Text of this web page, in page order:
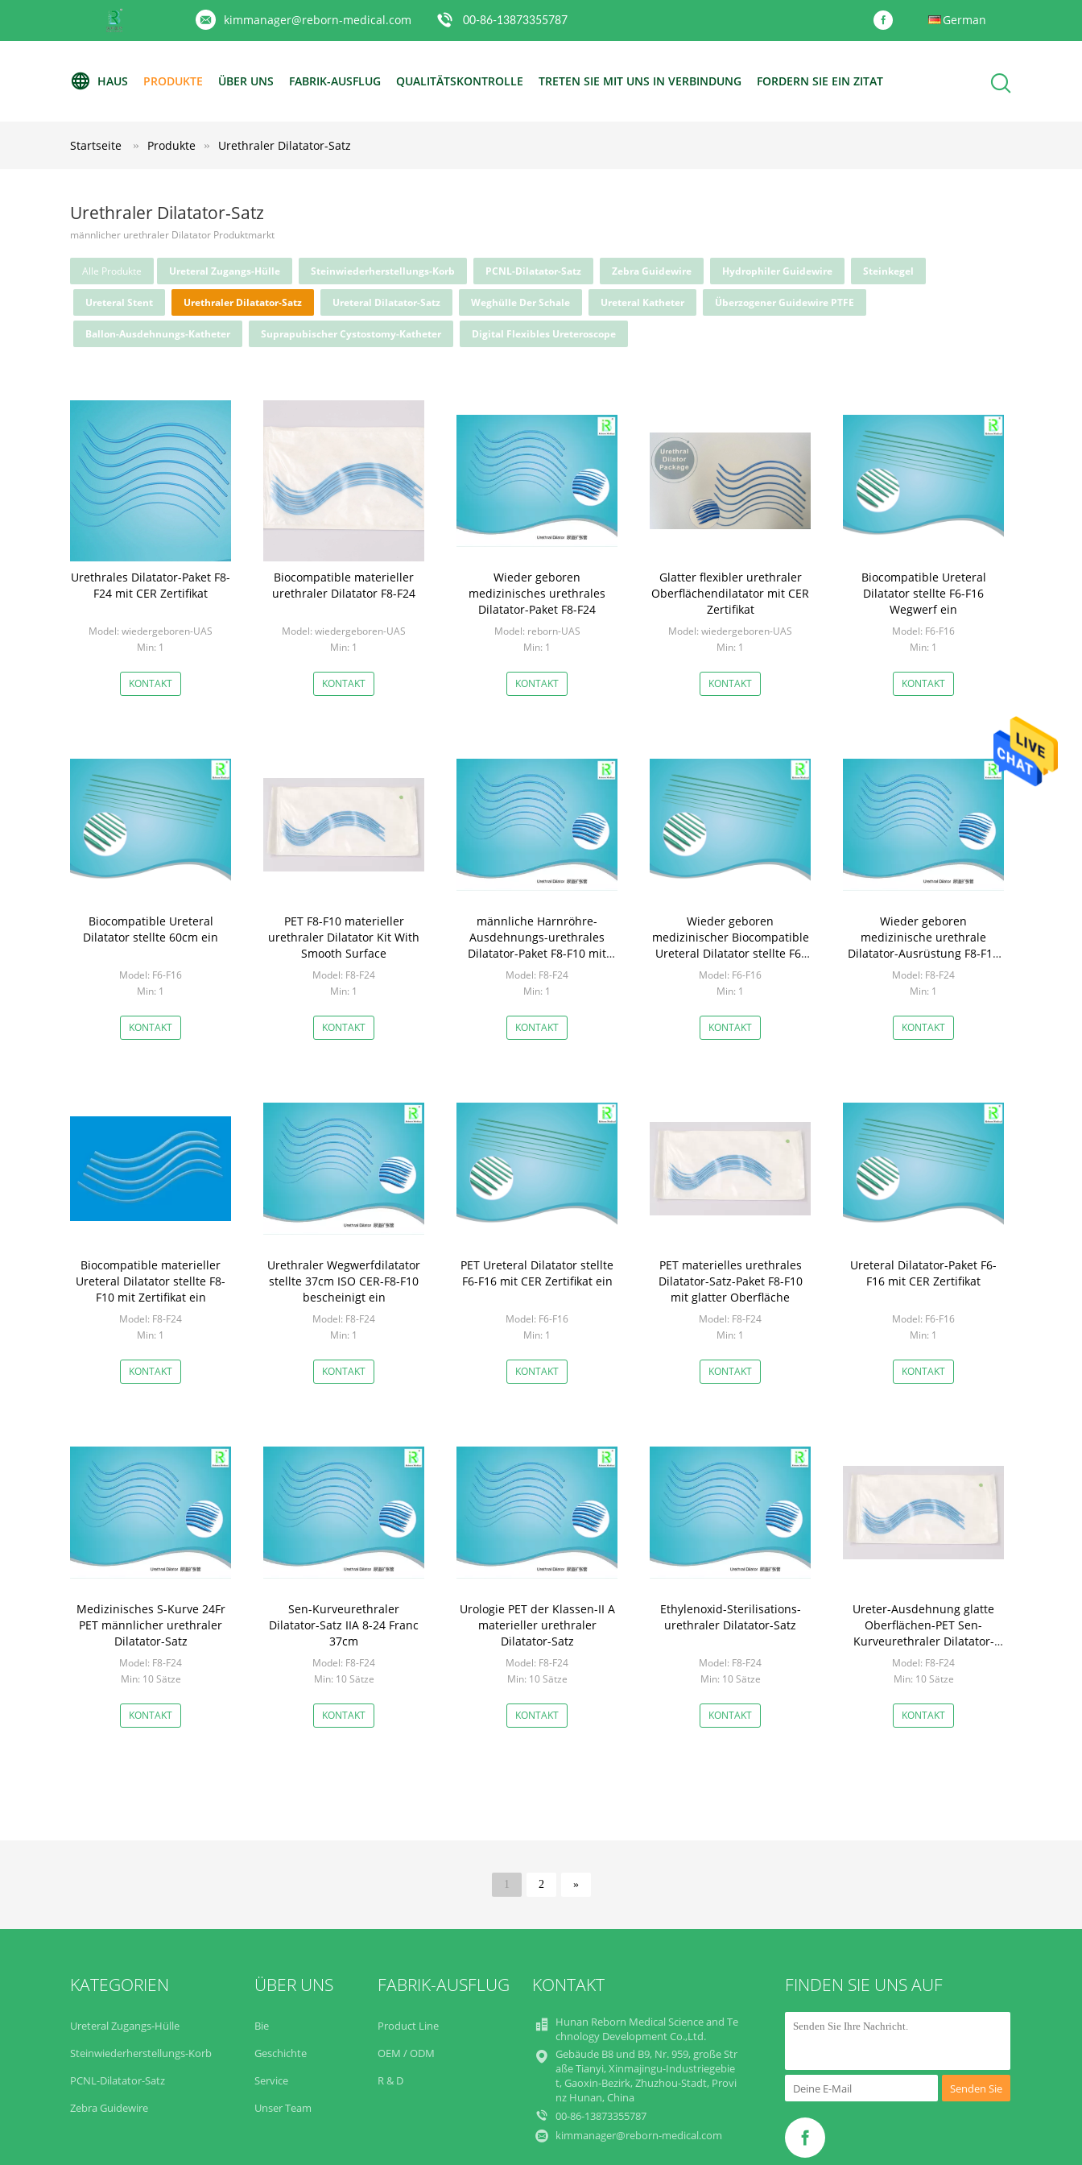
kimmanager@reborn-medical.com 00-86-13873355787 German
HAUS PRODUKTE ÜBER UNS FABRIK-AUSFLUG QUALITÄTSKONTROLLE TRETEN SIE MIT UNS IN VERBINDUNG FORDERN SIE EIN ZITAT
Startseite Produkte Urethraler Dilatator-Satz
Urethraler Dilatator-Satz
männlicher urethraler Dilatator Produktmarkt
Alle Produkte Ureteral Zugangs-Hülle Steinwiederherstellungs-Korb PCNL-Dilatator-Satz Zebra Guidewire Hydrophiler Guidewire Steinkegel
Ureteral Stent Urethraler Dilatator-Satz Ureteral Dilatator-Satz Weghülle Der Schale Ureteral Katheter Überzogener Guidewire PTFE
Ballon-Ausdehnungs-Katheter Suprapubischer Cystostomy-Katheter Digital Flexibles Ureteroscope
Urethrales Dilatator-Paket F8-
F24 mit CER Zertifikat
Model: wiedergeboren-UAS
Min: 1
KONTAKT
Biocompatible materieller
urethraler Dilatator F8-F24
Model: wiedergeboren-UAS
Min: 1
KONTAKT
Wieder geboren
medizinisches urethrales
Dilatator-Paket F8-F24
Model: reborn-UAS
Min: 1
KONTAKT
Glatter flexibler urethraler
Oberflächendilatator mit CER
Zertifikat
Model: wiedergeboren-UAS
Min: 1
KONTAKT
Biocompatible Ureteral
Dilatator stellte F6-F16
Wegwerf ein
Model: F6-F16
Min: 1
KONTAKT
Biocompatible Ureteral
Dilatator stellte 60cm ein
Model: F6-F16
Min: 1
KONTAKT
PET F8-F10 materieller
urethraler Dilatator Kit With
Smooth Surface
Model: F8-F24
Min: 1
KONTAKT
männliche Harnröhre-
Ausdehnungs-urethrales
Dilatator-Paket F8-F10 mit
Zertifikat
Model: F8-F24
Min: 1
KONTAKT
Wieder geboren
medizinischer Biocompatible
Ureteral Dilatator stellte F6-
F16 Wegwerf ein
Model: F6-F16
Min: 1
KONTAKT
Wieder geboren
medizinische urethrale
Dilatator-Ausrüstung F8-F10
mit glatter Oberfläche
Model: F8-F24
Min: 1
KONTAKT
Biocompatible materieller
Ureteral Dilatator stellte F8-
F10 mit Zertifikat ein
Model: F8-F24
Min: 1
KONTAKT
Urethraler Wegwerfdilatator
stellte 37cm ISO CER-F8-F10
bescheinigt ein
Model: F8-F24
Min: 1
KONTAKT
PET Ureteral Dilatator stellte
F6-F16 mit CER Zertifikat ein
Model: F6-F16
Min: 1
KONTAKT
PET materielles urethrales
Dilatator-Satz-Paket F8-F10
mit glatter Oberfläche
Model: F8-F24
Min: 1
KONTAKT
Ureteral Dilatator-Paket F6-
F16 mit CER Zertifikat
Model: F6-F16
Min: 1
KONTAKT
Medizinisches S-Kurve 24Fr
PET männlicher urethraler
Dilatator-Satz
Model: F8-F24
Min: 10 Sätze
KONTAKT
Sen-Kurveurethraler
Dilatator-Satz IIA 8-24 Franc
37cm
Model: F8-F24
Min: 10 Sätze
KONTAKT
Urologie PET der Klassen-II A
materieller urethraler
Dilatator-Satz
Model: F8-F24
Min: 10 Sätze
KONTAKT
Ethylenoxid-Sterilisations-
urethraler Dilatator-Satz
Model: F8-F24
Min: 10 Sätze
KONTAKT
Ureter-Ausdehnung glatte
Oberflächen-PET Sen-
Kurveurethraler Dilatator-
Satz
Model: F8-F24
Min: 10 Sätze
KONTAKT
1 2 »
KATEGORIEN
Ureteral Zugangs-Hülle
Steinwiederherstellungs-Korb
PCNL-Dilatator-Satz
Zebra Guidewire
ÜBER UNS
Bie
Geschichte
Service
Unser Team
FABRIK-AUSFLUG
Product Line
OEM / ODM
R & D
KONTAKT
Hunan Reborn Medical Science and Te
chnology Development Co.,Ltd.
Gebäude B8 und B9, Nr. 959, große Str
aße Tianyi, Xinmajingu-Industriegebie
t, Gaoxin-Bezirk, Zhuzhou-Stadt, Provi
nz Hunan, China
00-86-13873355787
kimmanager@reborn-medical.com
FINDEN SIE UNS AUF
Senden Sie